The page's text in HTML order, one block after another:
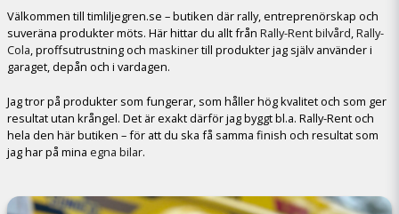
Välkommen till timliljegren.se – butiken där rally, entreprenörskap och
suveräna produkter möts. Här hittar du allt från Rally-Rent bilvård,Rally-
Cola, proffsutrustning och maskinertill produkter jag själv använder i
garaget, depån och i vardagen.
Jag tror på produkter som fungerar, som håller hög kvalitet och som ger
resultat utan krångel. Det är exakt därför jag byggt bl.a. Rally-Rent och
hela den här butiken – för att du ska få samma finish och resultat som
jag har på mina egna bilar.